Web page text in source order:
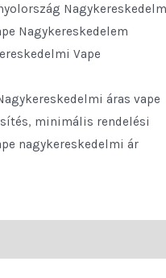
Nagykereskedelem
Vape
áras vape
, minimális rendelési
nagykereskedelmi ár